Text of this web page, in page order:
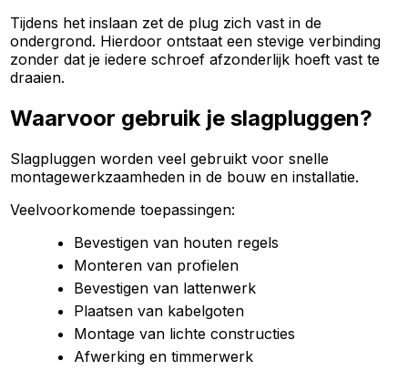
Tijdens het inslaan zet de plug zich vast in de
ondergrond. Hierdoor ontstaat een stevige verbinding
zonder dat je iedere schroef afzonderlijk hoeft vast te
draaien.
Waarvoor gebruik je slagpluggen?
Slagpluggen worden veel gebruikt voor snelle
montagewerkzaamheden in de bouw en installatie.
Veelvoorkomende toepassingen:
Bevestigen van houten regels
Monteren van profielen
Bevestigen van lattenwerk
Plaatsen van kabelgoten
Montage van lichte constructies
Afwerking en timmerwerk